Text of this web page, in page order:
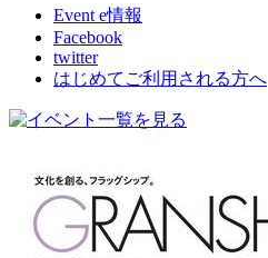
Event e情報
Facebook
twitter
はじめてご利用される方へ